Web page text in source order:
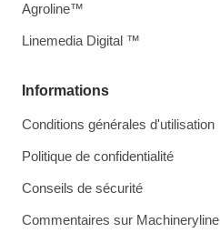
Informations
Conditions générales d'utilisation
Politique de confidentialité
Conseils de sécurité
Commentaires sur Machineryline
Agroline™
Linemedia Digital ™